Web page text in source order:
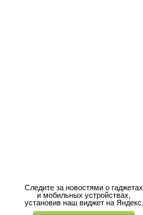
Следите за новостями о гаджетах
и мобильных устройствах,
установив наш виджет на Яндекс.